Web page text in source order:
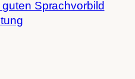
Sprachvorbild